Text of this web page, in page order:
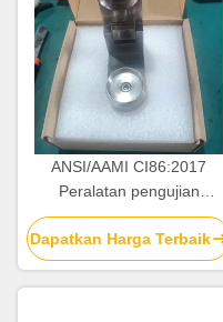
ANSI/AAMI CI86:2017
Peralatan pengujian
laboratorium untuk uji gigitan
penjepit baja tahan karat
Dapatkan Harga Terbaik